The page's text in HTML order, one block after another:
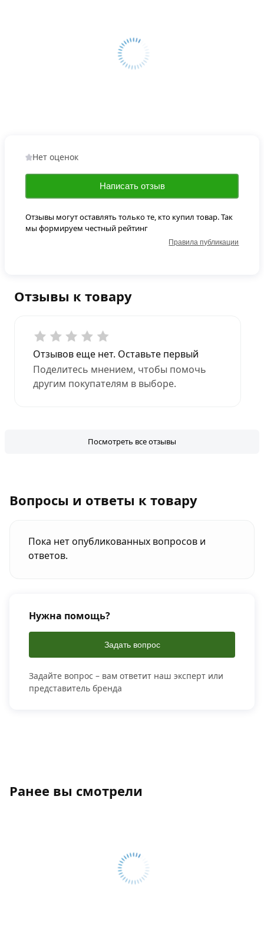
Отзывы к товару
Отзывов еще нет. Оставьте первый
Поделитесь мнением, чтобы помочь
другим покупателям в выборе.
Посмотреть все отзывы
Нет оценок
Написать отзыв
Отзывы могут оставлять только те, кто купил товар. Так
мы формируем честный рейтинг
Правила публикации
Вопросы и ответы к товару
Пока нет опубликованных вопросов и
ответов.
Нужна помощь?
Задать вопрос
Задайте вопрос – вам ответит наш эксперт или
представитель бренда
Ранее вы смотрели